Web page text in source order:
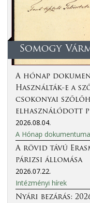
Somogy
A hónap
Használták-e a
csokonyai
elhasználódott
2026.08.04.
A Hónap dokumentuma
A rövid távú
párizsi állomása
2026.07.22.
Intézményi hírek
Nyári bezárás: